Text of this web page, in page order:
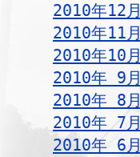
2010年12月
2010年11月
2010年10月
2010年 9月
2010年 8月
2010年 7月
2010年 6月